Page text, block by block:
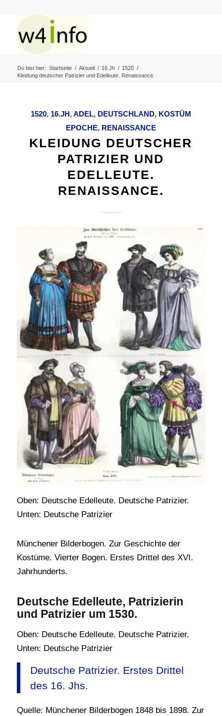
Du bist hier: Startseite / Aktuell / 16.Jh / 1520 /
Kleidung deutscher Patrizier und Edelleute. Renaissance.
1520, 16.JH,ADEL, DEUTSCHLAND, KOSTÜM
EPOCHE, RENAISSANCE
KLEIDUNG DEUTSCHER
PATRIZIER UND
EDELLEUTE.
RENAISSANCE.
Oben: Deutsche Edelleute. Deutsche Patrizier.
Unten: Deutsche Patrizier
Münchener Bilderbogen. Zur Geschichte der
Kostüme. Vierter Bogen. Erstes Drittel des XVI.
Jahrhunderts.
Deutsche Edelleute, Patrizierin
und Patrizier um 1530.
Oben: Deutsche Edelleute. Deutsche Patrizier.
Unten: Deutsche Patrizier
Deutsche Patrizier. Erstes Drittel
des 16. Jhs.
Quelle: Münchener Bilderbogen 1848 bis 1898. Zur